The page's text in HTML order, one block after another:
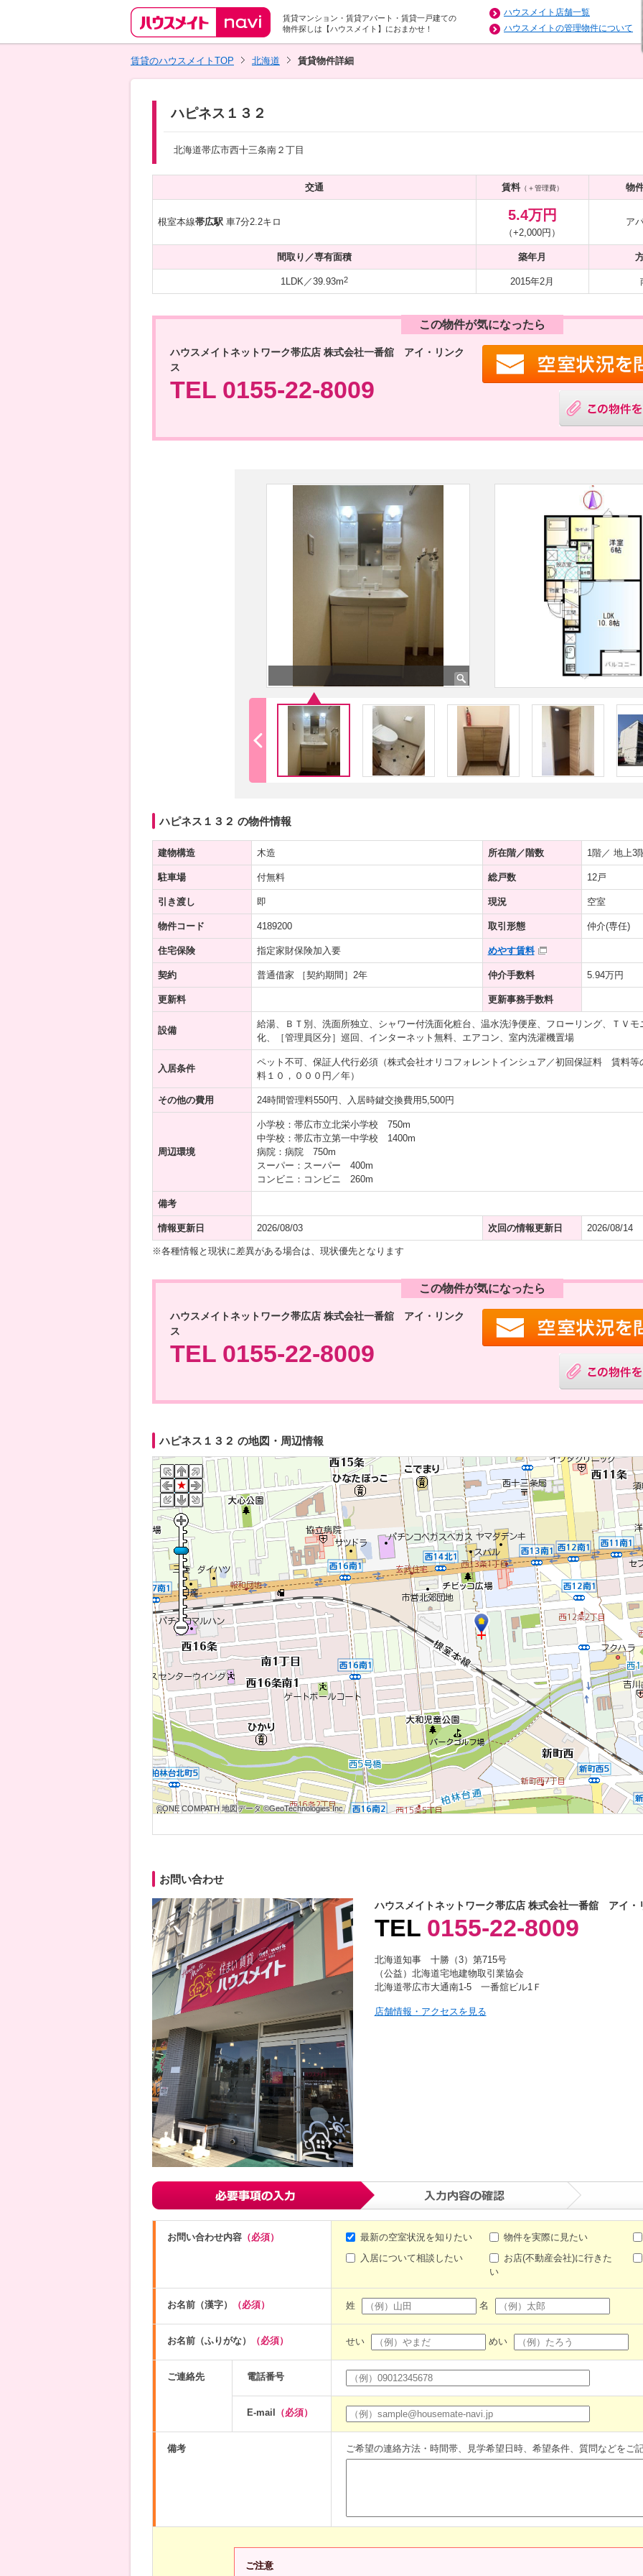
賃貸マンション・賃貸アパート・賃貸一戸建ての
物件探しは【ハウスメイト】におまかせ！
ハウスメイト店舗一覧
ハウスメイトの管理物件について
賃貸のハウスメイトTOP 北海道 賃貸物件詳細
ハピネス１３２
北海道帯広市西十三条南２丁目
交通 賃料（＋管理費） 物
根室本線帯広駅車7分2.2キロ 5.4万円
（+2,000円）
ア
間取り／専有面積 築年月
1LDK／39.93m2 2015年2月
この物件が気になったら
ハウスメイトネットワーク帯広店 株式会社一番舘 アイ・リンク
ス
TEL 0155-22-8009
ハピネス１３２ の物件情報
建物構造 木造 所在階／階数 1階／ 地上3
駐車場 付無料 総戸数 12戸
引き渡し 即 現況 空室
物件コード 4189200 取引形態 仲介(専任)
住宅保険 指定家財保険加入要 めやす賃料
契約 普通借家 ［契約期間］2年 仲介手数料 5.94万円
更新料 更新事務手数料
設備
給湯、ＢＴ別、洗面所独立、シャワー付洗面化粧台、温水洗浄便座、フローリング、ＴＶ
化、［管理員区分］巡回、インターネット無料、エアコン、室内洗濯機置場
入居条件
ペット不可、保証人代行必須（株式会社オリコフォレントインシュア／初回保証料 賃料
料１０，０００円／年）
その他の費用 24時間管理料550円、入居時鍵交換費用5,500円
周辺環境
小学校：帯広市立北栄小学校 750m
中学校：帯広市立第一中学校 1400m
病院：病院 750m
スーパー：スーパー 400m
コンビニ：コンビニ 260m
備考
情報更新日 2026/08/03 次回の情報更新日 2026/08/14
※各種情報と現状に差異がある場合は、現状優先となります
この物件が気になったら
ハウスメイトネットワーク帯広店 株式会社一番舘 アイ・リンク
ス
TEL 0155-22-8009
ハピネス１３２ の地図・周辺情報
©ONE COMPATH 地図データ ©GeoTechnologies Inc.
©ONE COMPATH 地図データ ©GeoTechnologies Inc.
©ONE COMPATH 地図データ ©GeoTechnologies Inc.
©ONE COMPATH 地図データ ©GeoTechnologies Inc.
©ONE COMPATH 地図データ ©GeoTechnologies Inc.
©ONE COMPATH 地図データ ©GeoTechnologies Inc.
©ONE COMPATH 地図データ ©GeoTechnologies Inc.
©ONE COMPATH 地図データ ©GeoTechnologies Inc.
©ONE COMPATH 地図データ ©GeoTechnologies Inc.
お問い合わせ
ハウスメイトネットワーク帯広店 株式会社一番舘 アイ・
TEL 0155-22-8009
北海道知事 十勝（3）第715号
（公益）北海道宅地建物取引業協会
北海道帯広市大通南1-5 一番舘ビル1Ｆ
店舗情報・アクセスを見る
お問い合わせ内容（必須） 最新の空室状況を知りたい
物件を実際に見たい
入居について相談したい
お店(不動産会社)に行きた
い
お名前（漢字） （必須） 姓 名
お名前（ふりがな） （必須） せい めい
ご連絡先 電話番号
E-mail （必須）
備考 ご希望の連絡方法・時間帯、見学希望日時、希望条件、質問などをご
ご注意